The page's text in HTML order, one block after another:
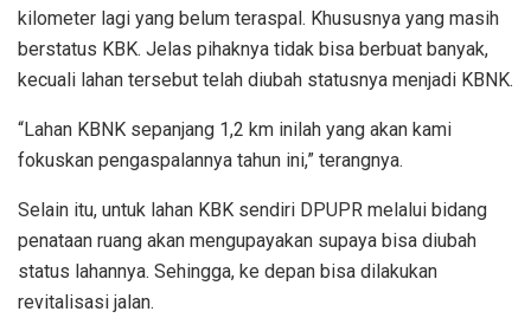
kilometer lagi yang belum teraspal. Khususnya yang masih
berstatus KBK. Jelas pihaknya tidak bisa berbuat banyak,
kecuali lahan tersebut telah diubah statusnya menjadi KBNK.
“Lahan KBNK sepanjang 1,2 km inilah yang akan kami
fokuskan pengaspalannya tahun ini,” terangnya.
Selain itu, untuk lahan KBK sendiri DPUPR melalui bidang
penataan ruang akan mengupayakan supaya bisa diubah
status lahannya. Sehingga, ke depan bisa dilakukan
revitalisasi jalan.